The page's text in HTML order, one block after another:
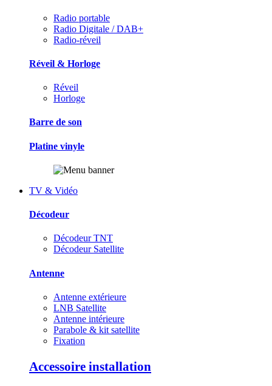
Radio portable
Radio Digitale / DAB+
Radio-réveil
Réveil & Horloge
Réveil
Horloge
Barre de son
Platine vinyle
TV & Vidéo
Décodeur
Décodeur TNT
Décodeur Satellite
Antenne
Antenne extérieure
LNB Satellite
Antenne intérieure
Parabole & kit satellite
Fixation
Accessoire installation